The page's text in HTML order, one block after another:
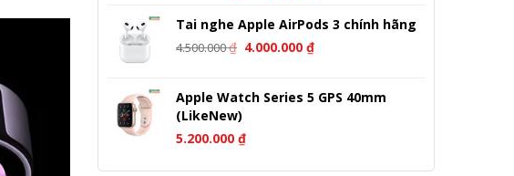
là:
5.300.000 ₫.
tại
là:
Tai nghe Apple AirPods 3 chính hãng
4.500.000₫ Giá
4.500.000 ₫.
4.000.000₫Giá
là:
Apple Watch Series 5 GPS 40mm
(LikeNew)
5.200.000 ₫